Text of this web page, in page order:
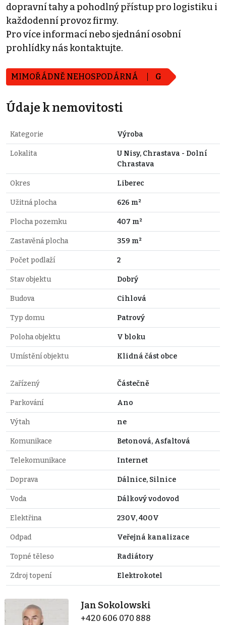
dopravní tahy a pohodlný přístup pro logistiku i
každodenní provoz firmy.
Pro více informací nebo sjednání osobní
prohlídky nás kontaktujte.
MIMOŘÁDNĚ NEHOSPODÁRNÁ G
Údaje k nemovitosti
Kategorie Výroba
Lokalita
U Nisy, Chrastava - Dolní
Chrastava
Okres Liberec
Užitná plocha 626 m²
Plocha pozemku 407 m²
Zastavěná plocha 359 m²
Počet podlaží 2
Stav objektu Dobrý
Budova Cihlová
Typ domu Patrový
Poloha objektu V bloku
Umístění objektu Klidná část obce
Zařízený Částečně
Parkování Ano
Výtah ne
Komunikace Betonová, Asfaltová
Telekomunikace Internet
Doprava Dálnice, Silnice
Voda Dálkový vodovod
Elektřina 230V, 400V
Odpad Veřejná kanalizace
Topné těleso Radiátory
Zdroj topení Elektrokotel
Jan Sokolowski
+420 606 070 888